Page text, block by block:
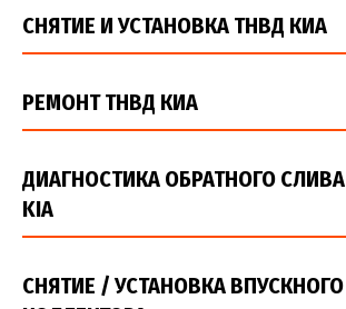
СНЯТИЕ И УСТАНОВКА ТНВД КИА
РЕМОНТ ТНВД КИА
ДИАГНОСТИКА ОБРАТНОГО СЛИВА
KIA
СНЯТИЕ / УСТАНОВКА ВПУСКНОГО